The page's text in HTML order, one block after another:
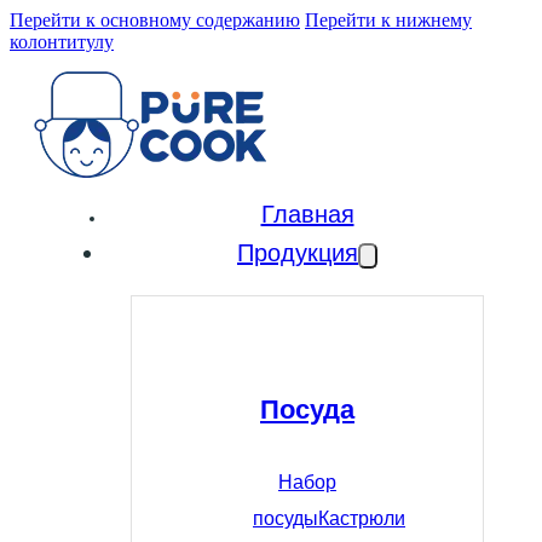
Перейти к основному содержанию Перейти к нижнему
колонтитулу
Главная
Продукция
Посуда
Набор
посудыКастрюли